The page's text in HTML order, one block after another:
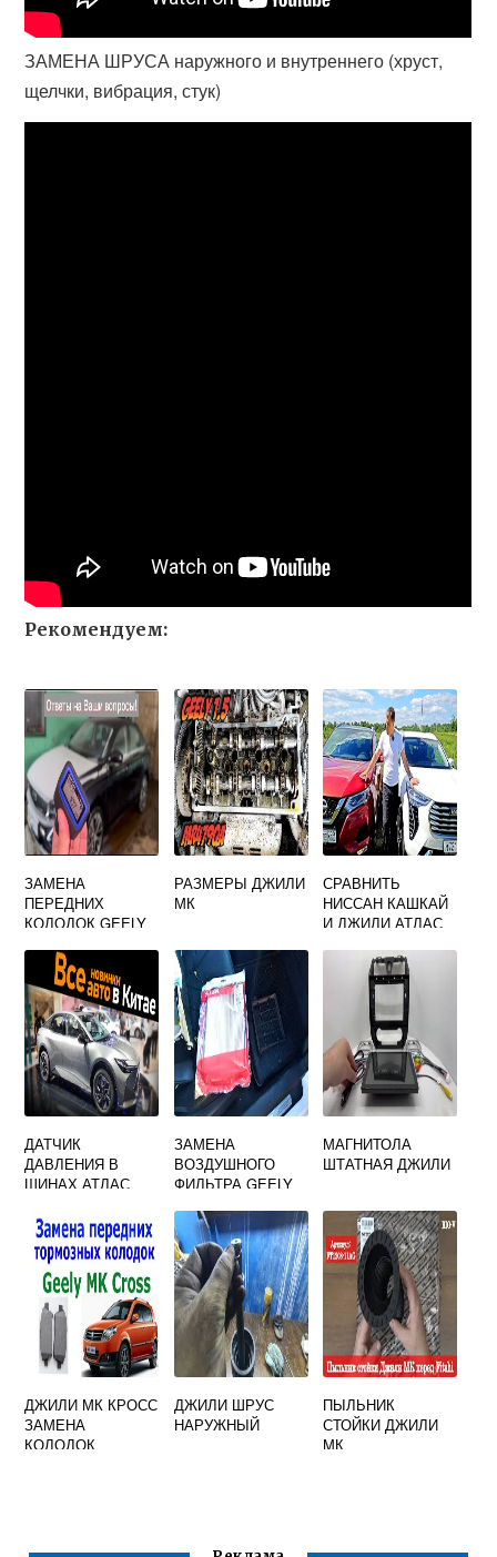
ЗАМЕНА ШРУСА наружного и внутреннего (хруст,
щелчки, вибрация, стук)
Рекомендуем:
ЗАМЕНА
ПЕРЕДНИХ
КОЛОДОК GEELY
РАЗМЕРЫ ДЖИЛИ
МК
СРАВНИТЬ
НИССАН КАШКАЙ
И ДЖИЛИ АТЛАС
ДАТЧИК
ДАВЛЕНИЯ В
ШИНАХ АТЛАС
ЗАМЕНА
ВОЗДУШНОГО
ФИЛЬТРА GEELY
МАГНИТОЛА
ШТАТНАЯ ДЖИЛИ
ДЖИЛИ МК КРОСС
ЗАМЕНА
КОЛОДОК
ДЖИЛИ ШРУС
НАРУЖНЫЙ
ПЫЛЬНИК
СТОЙКИ ДЖИЛИ
МК